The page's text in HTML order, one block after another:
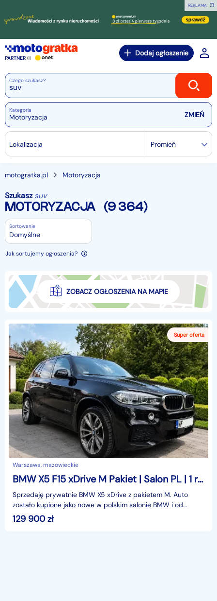
REKLAMA
PARTNER
Dodaj ogłoszenie
Czego szukasz?
Kategoria
Motoryzacja
Lokalizacja Promień
motogratka.pl Motoryzacja
Szukasz suv
MOTORYZACJA (9 364)
Sortowanie
Domyślne
Jak sortujemy ogłoszenia?
ZOBACZ OGŁOSZENIA NA MAPIE
Warszawa, mazowieckie
BMW X5 F15 xDrive M Pakiet | Salon PL | 1 rodzina | ASO | Bezwypadkowy | 85tys km
Sprzedaję prywatnie BMW X5 xDrive z pakietem M. Auto
zostało kupione jako nowe w polskim salonie BMW i od
początku pozostaje w jednej rodzinie.Samochód jest bez
129 900zł